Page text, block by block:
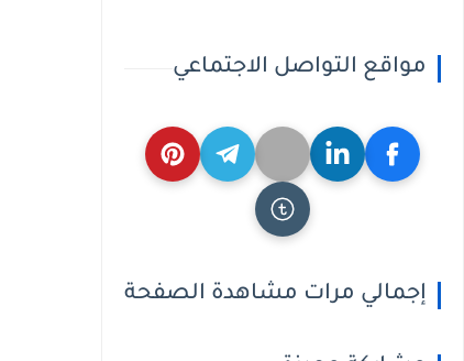
مواقع التواصل الاجتماعي
إجمالي مرات مشاهدة الصفحة